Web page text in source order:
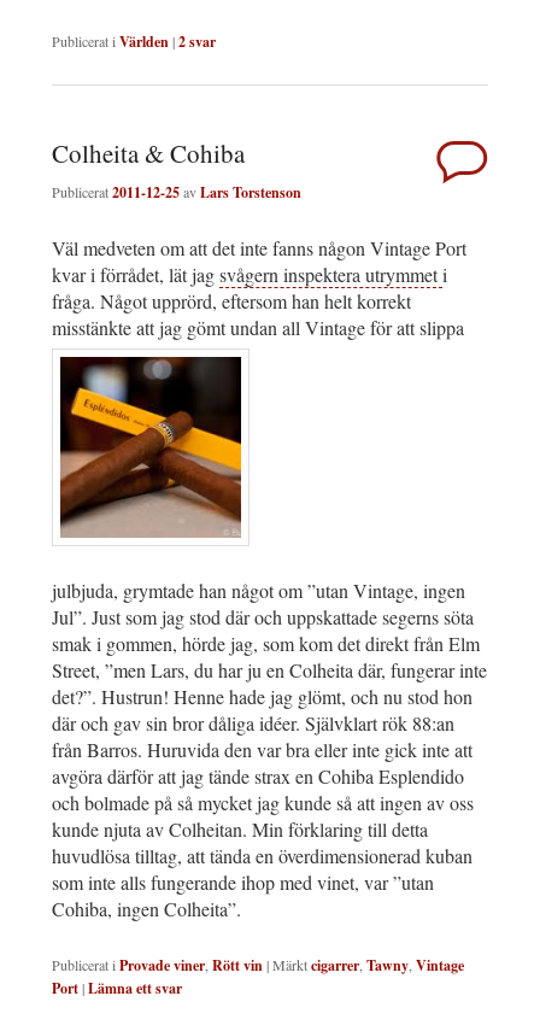
Publicerat iVärlden|2svar
Colheita & Cohiba
Publicerat2011-12-25avLars Torstenson
Väl medveten om att det inte fanns någon Vintage Port
kvar i förrådet, lät jagsvågern inspektera utrymmeti
fråga. Något upprörd, eftersom han helt korrekt
misstänkte att jag gömt undan all Vintage för att slippa
julbjuda, grymtade han något om ”utan Vintage, ingen
Jul”. Just som jag stod där och uppskattade segerns söta
smak i gommen, hörde jag, som kom det direkt från Elm
Street, ”men Lars, du har ju en Colheita där, fungerar inte
det?”. Hustrun! Henne hade jag glömt, och nu stod hon
där och gav sin bror dåliga idéer. Självklart rök 88:an
från Barros. Huruvida den var bra eller inte gick inte att
avgöra därför att jag tände strax en Cohiba Esplendido
och bolmade på så mycket jag kunde så att ingen av oss
kunde njuta av Colheitan. Min förklaring till detta
huvudlösa tilltag, att tända en överdimensionerad kuban
som inte alls fungerande ihop med vinet, var ”utan
Cohiba, ingen Colheita”.
Publicerat i Provade viner Rött vin|Märktcigarrer Tawny Vintage
Port|Lämna ett svar